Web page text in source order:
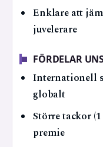
Enklare att
juvelerare
FÖRDELAR
Internationell
globalt
Större tackor (1
premie